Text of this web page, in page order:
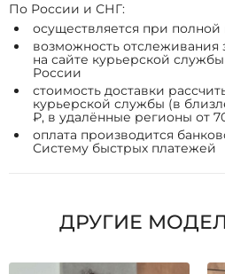
По России и СНГ:
осуществляется при полной
возможность отслеживания
на сайте курьерской
России
стоимость доставки
курьерской службы (в
₽, в удалённые регионы от
оплата производится
Систему быстрых платежей
ДРУГИЕ